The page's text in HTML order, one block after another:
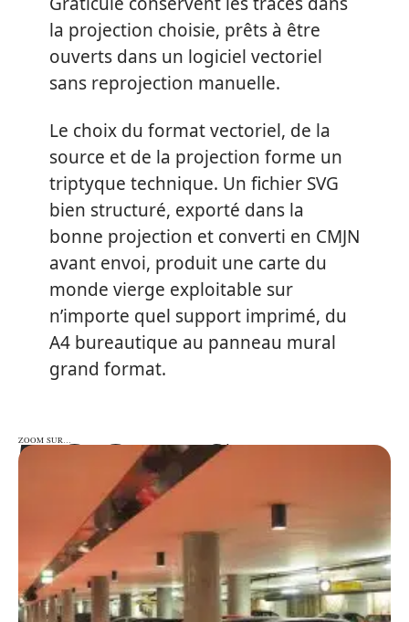
la projection choisie, prêts à être
ouverts dans un logiciel vectoriel
sans reprojection manuelle.
Le choix du format vectoriel, de la
source et de la projection forme un
triptyque technique. Un fichier SVG
bien structuré, exporté dans la
bonne projection et converti en CMJN
avant envoi, produit une carte du
monde vierge exploitable sur
n’importe quel support imprimé, du
A4 bureautique au panneau mural
grand format.
ZOOM SUR…
ZOOM SUR…